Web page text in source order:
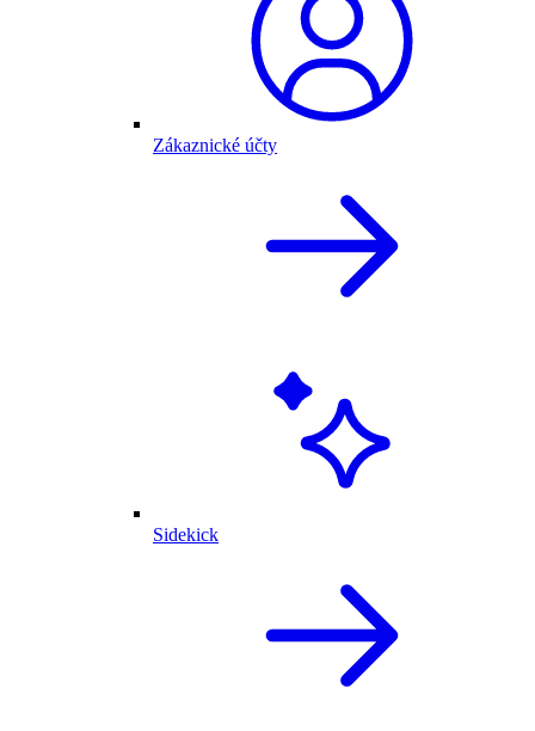
Zákaznické účty
Sidekick